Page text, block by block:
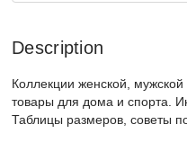
Description
Коллекции женской,
товары для дома и спорта.
Таблицы размеров, советы